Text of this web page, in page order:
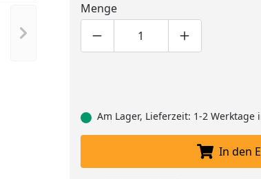
Nächstes Bild anzeigen
Menge
Produktmenge um eins
Produktmenge
Am Lager, Lieferzeit: 1-2 Werktage
In den